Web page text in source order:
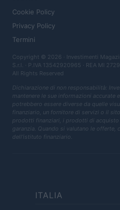
Cookie Policy
Privacy Policy
Termini
Copyright © 2026 · Investimenti
S.r.l. · P.IVA 13542920965 · REA MI
All Rights Reserved
Dichiarazione di non responsabilità:
mantenere le sue informazioni accurate
potrebbero essere diverse da quelle
finanziario, un fornitore di servizi o il
prodotti finanziari, i prodotti di acquisto
garanzia. Quando si valutano le offerte,
dell'istituto finanziario.
ITALIA